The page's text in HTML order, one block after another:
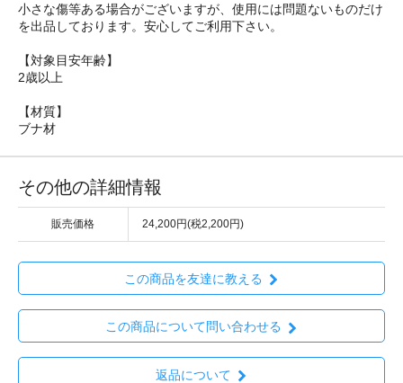
小さな傷等ある場合がございますが、使用には問題ないものだけ
を出品しております。安心してご利用下さい。
【対象目安年齢】
2歳以上
【材質】
ブナ材
その他の詳細情報
販売価格 24,200円(税2,200円)
この商品を友達に教える
この商品について問い合わせる
返品について